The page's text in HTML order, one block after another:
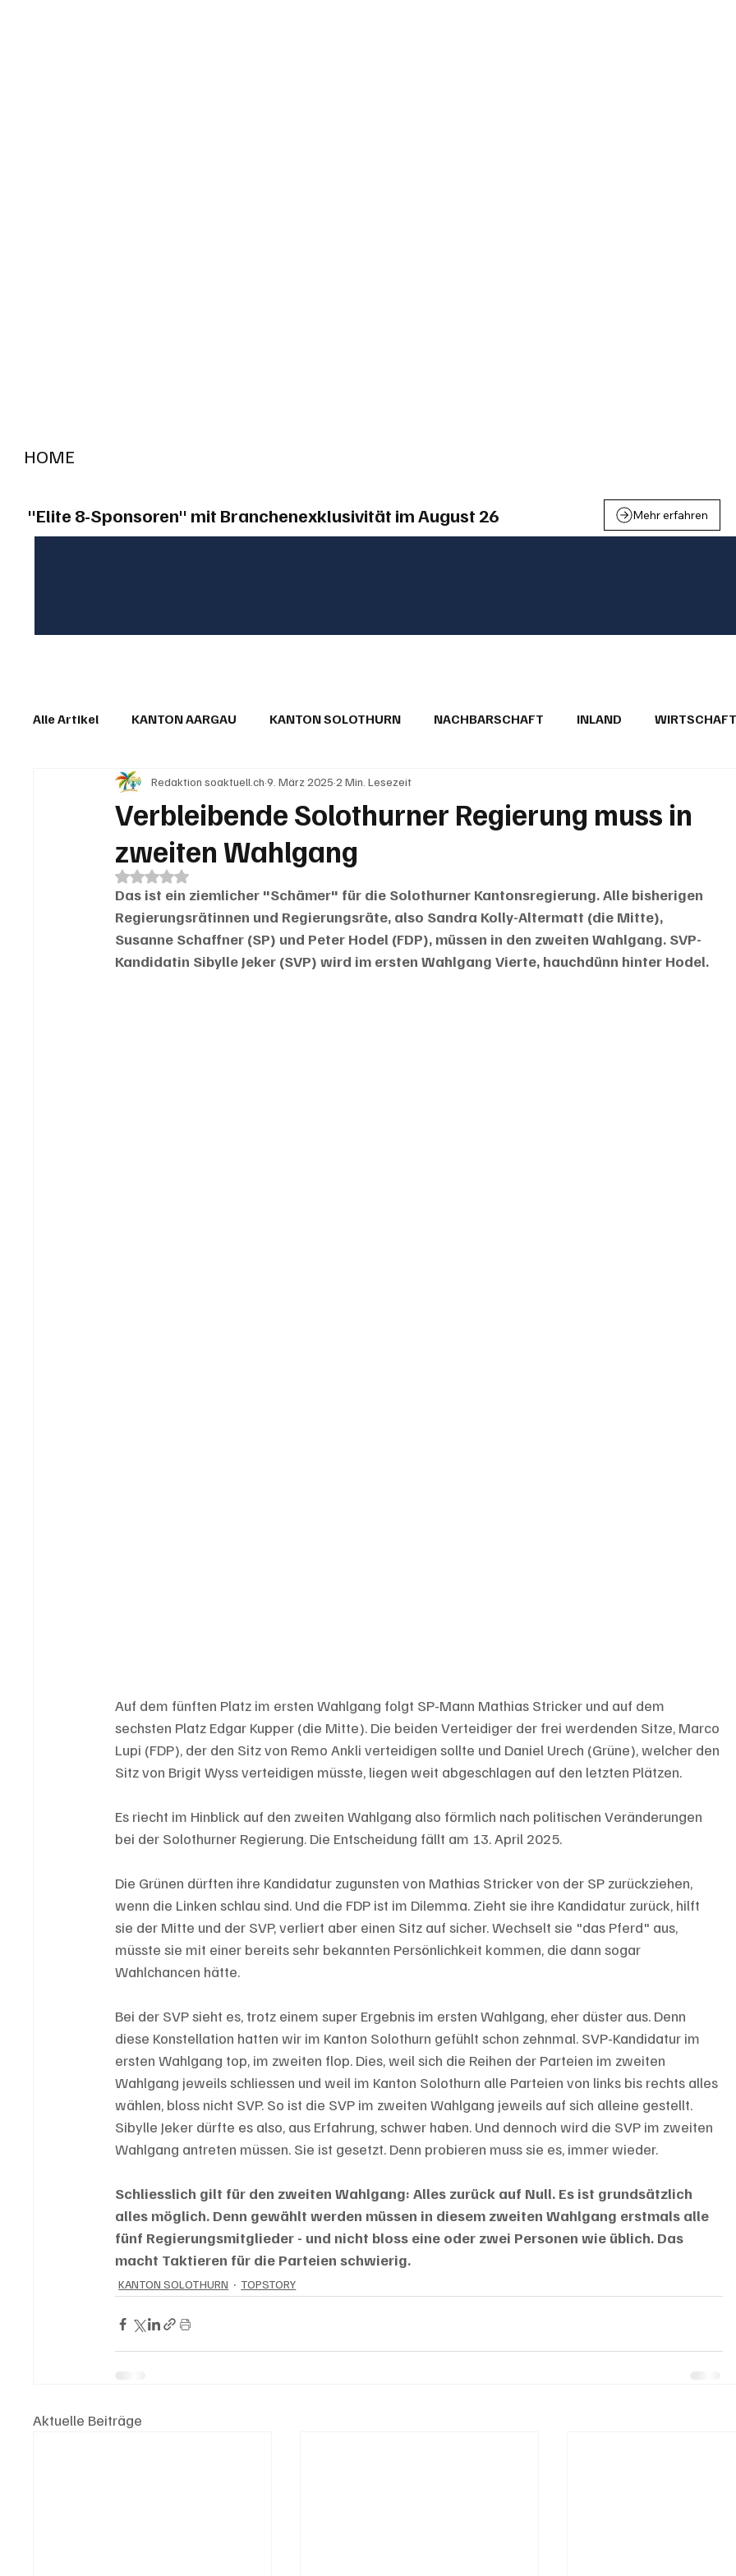
HOME
"Elite 8-Sponsoren" mit Branchenexklusivität im August 26 Mehr erfahren
Alle Artikel KANTON AARGAU KANTON SOLOTHURN NACHBARSCHAFT INLAND WIRTSCHAFT
IN EIGENER SACHE KOMMENTARE LESERBRIEFE
Verbleibende Solothurner Regierung muss in
zweiten Wahlgang
Redaktion soaktuell.ch 9. März 2025 2 Min. Lesezeit
Mit NaN von 5 Sternen bewertet.
Das ist ein ziemlicher "Schämer" für die Solothurner Kantonsregierung. Alle bisherigen
Regierungsrätinnen und Regierungsräte, also Sandra Kolly-Altermatt (die Mitte),
Susanne Schaffner (SP) und Peter Hodel (FDP), müssen in den zweiten Wahlgang. SVP-
Kandidatin Sibylle Jeker (SVP) wird im ersten Wahlgang Vierte, hauchdünn hinter Hodel.
Auf dem fünften Platz im ersten Wahlgang folgt SP-Mann Mathias Stricker und auf dem
sechsten Platz Edgar Kupper (die Mitte). Die beiden Verteidiger der frei werdenden Sitze, Marco
Lupi (FDP), der den Sitz von Remo Ankli verteidigen sollte und Daniel Urech (Grüne), welcher den
Sitz von Brigit Wyss verteidigen müsste, liegen weit abgeschlagen auf den letzten Plätzen.
Es riecht im Hinblick auf den zweiten Wahlgang also förmlich nach politischen Veränderungen
bei der Solothurner Regierung. Die Entscheidung fällt am 13. April 2025.
Die Grünen dürften ihre Kandidatur zugunsten von Mathias Stricker von der SP zurückziehen,
wenn die Linken schlau sind. Und die FDP ist im Dilemma. Zieht sie ihre Kandidatur zurück, hilft
sie der Mitte und der SVP, verliert aber einen Sitz auf sicher. Wechselt sie "das Pferd" aus,
müsste sie mit einer bereits sehr bekannten Persönlichkeit kommen, die dann sogar
Wahlchancen hätte.
Bei der SVP sieht es, trotz einem super Ergebnis im ersten Wahlgang, eher düster aus. Denn
diese Konstellation hatten wir im Kanton Solothurn gefühlt schon zehnmal. SVP-Kandidatur im
ersten Wahlgang top, im zweiten flop. Dies, weil sich die Reihen der Parteien im zweiten
Wahlgang jeweils schliessen und weil im Kanton Solothurn alle Parteien von links bis rechts alles
wählen, bloss nicht SVP. So ist die SVP im zweiten Wahlgang jeweils auf sich alleine gestellt.
Sibylle Jeker dürfte es also, aus Erfahrung, schwer haben. Und dennoch wird die SVP im zweiten
Wahlgang antreten müssen. Sie ist gesetzt. Denn probieren muss sie es, immer wieder.
Schliesslich gilt für den zweiten Wahlgang: Alles zurück auf Null. Es ist grundsätzlich
alles möglich. Denn gewählt werden müssen in diesem zweiten Wahlgang erstmals alle
fünf Regierungsmitglieder - und nicht bloss eine oder zwei Personen wie üblich. Das
macht Taktieren für die Parteien schwierig.
KANTON SOLOTHURN TOPSTORY
Aktuelle Beiträge